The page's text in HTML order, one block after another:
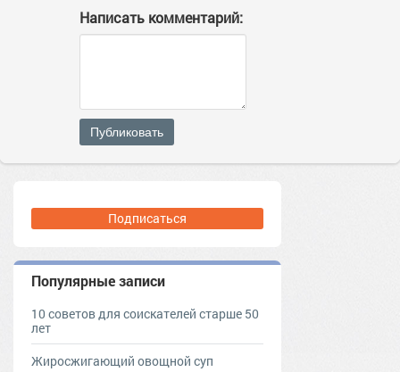
Написать комментарий:
Публиковать
Подписаться
Популярные записи
10 советов для соискателей старше 50
лет
Жиросжигающий овощной суп